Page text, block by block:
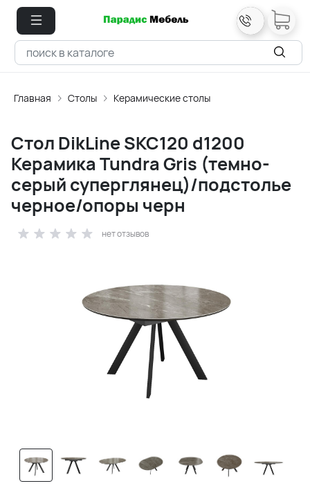
Главная Столы Керамические столы
Стол DikLine SKC120 d1200
Керамика Tundra Gris (темно-
серый суперглянец)/подстолье
черное/опоры черн
нет отзывов